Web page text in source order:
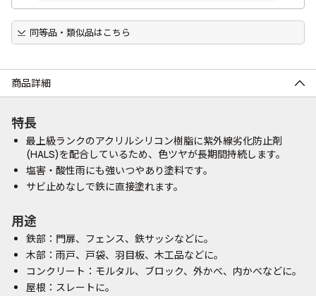
同等品・類似品はこちら
商品詳細
特長
最上級ランクのアクリルシリコン樹脂に紫外線劣化防止剤
(HALS)を配合しているため、色ツヤが長期間持続します。
塩害・酸性雨にも強いつやあり塗料です。
サビ止めなしで鉄に直接塗れます。
用途
鉄部：門扉、フェンス、鉄サッシなどに。
木部：雨戸、戸袋、羽目板、木工品などに。
コンクリート：モルタル、ブロック、外かべ、内かべなどに。
屋根：スレートに。